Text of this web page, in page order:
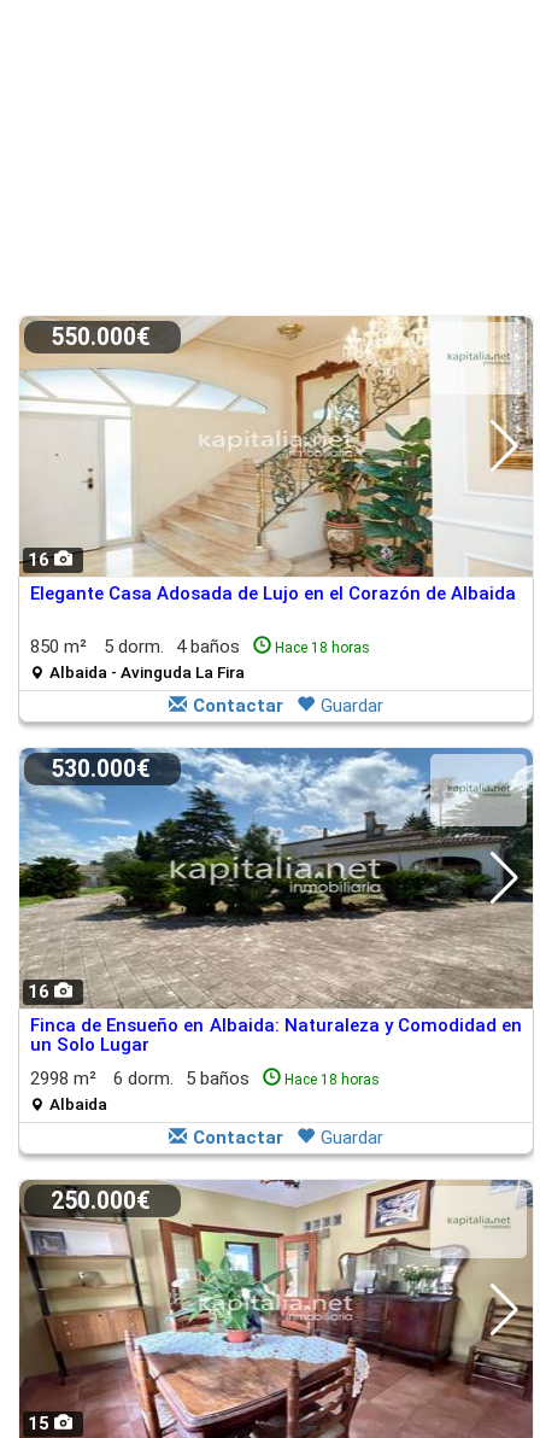
16
550.000€
Elegante Casa Adosada de Lujo en el Corazón de Albaida
850 m² 5 dorm. 4 baños Hace 18 horas
Albaida - Avinguda La Fira
Contactar Guardar
16
530.000€
Finca de Ensueño en Albaida: Naturaleza y Comodidad en
un Solo Lugar
2998 m²
6 dorm. 5 baños Hace 18 horas
Albaida
Contactar Guardar
15
250.000€